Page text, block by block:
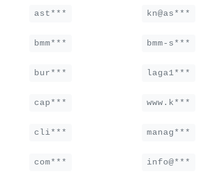
ast*** kn@as***
bmm*** bmm-s***
bur*** laga1***
cap*** www.k***
cli*** manag***
com*** info@***